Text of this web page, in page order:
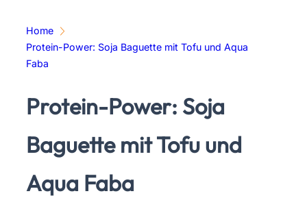
Home
Protein-Power: Soja Baguette mit Tofu und Aqua
Faba
Protein-Power: Soja
Baguette mit Tofu und
Aqua Faba